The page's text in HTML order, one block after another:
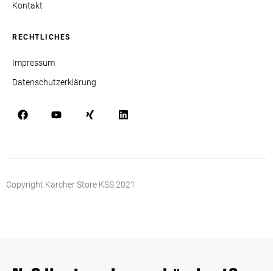
Kontakt
RECHTLICHES
Impressum
Datenschutzerklärung
Copyright Kärcher Store KSS 2021